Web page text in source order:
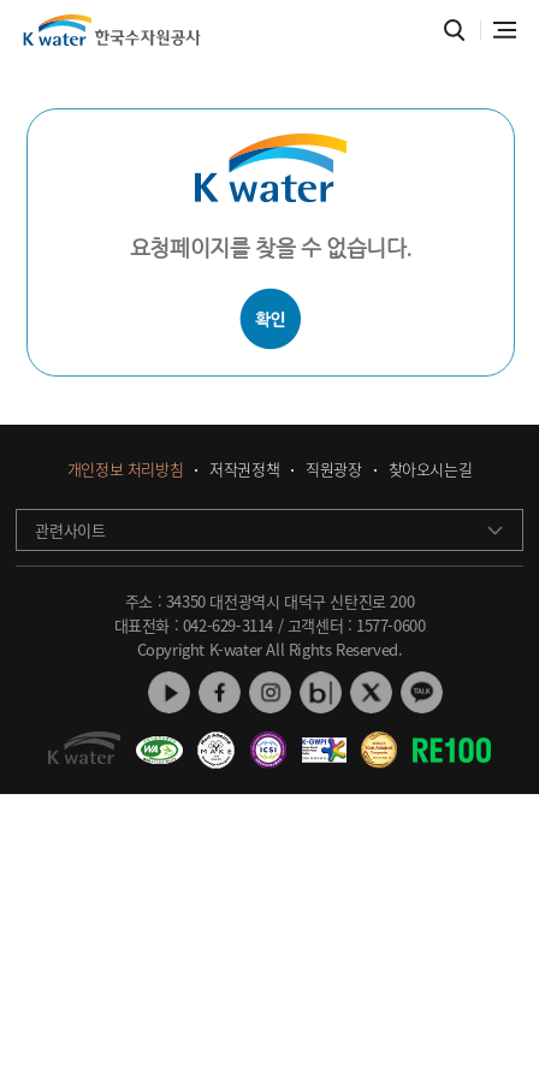
요청페이지를 찾을 수 없습니다.
개인정보 처리방침 저작권정책 직원광장 찾아오시는길
관련사이트
주소 : 34350 대전광역시 대덕구 신탄진로 200
대표전화 : 042-629-3114 / 고객센터 : 1577-0600
Copyright K-water All Rights Reserved.